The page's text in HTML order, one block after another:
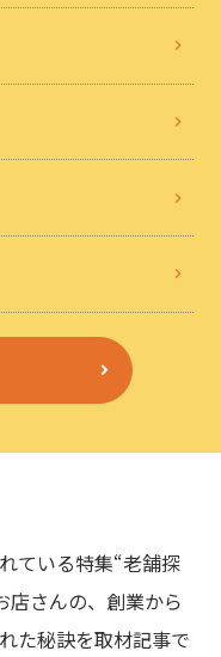
ている特集“老舗探
店さんの、創業から
た秘訣を取材記事で